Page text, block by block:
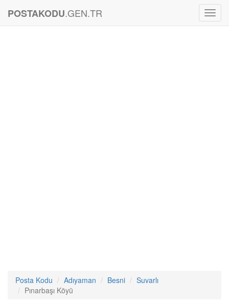
POSTAKODU.GEN.TR
Posta Kodu Adıyaman Besni
Suvarlı
Pınarbaşı Köyü